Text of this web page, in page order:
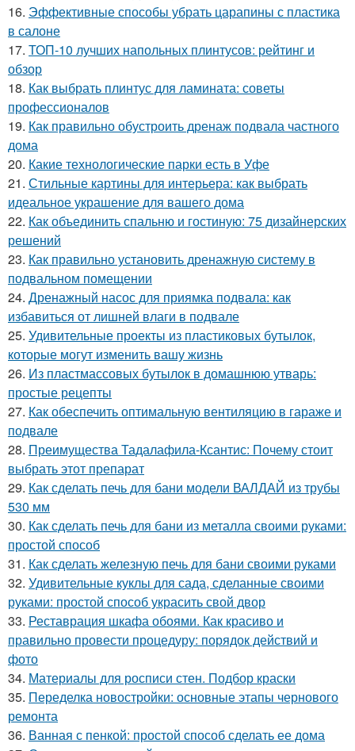
16. Эффективные способы убрать царапины с пластика
в салоне
17. ТОП-10 лучших напольных плинтусов: рейтинг и
обзор
18. Как выбрать плинтус для ламината: советы
профессионалов
19. Как правильно обустроить дренаж подвала частного
дома
20. Какие технологические парки есть в Уфе
21. Стильные картины для интерьера: как выбрать
идеальное украшение для вашего дома
22. Как объединить спальню и гостиную: 75 дизайнерских
решений
23. Как правильно установить дренажную систему в
подвальном помещении
24. Дренажный насос для приямка подвала: как
избавиться от лишней влаги в подвале
25. Удивительные проекты из пластиковых бутылок,
которые могут изменить вашу жизнь
26. Из пластмассовых бутылок в домашнюю утварь:
простые рецепты
27. Как обеспечить оптимальную вентиляцию в гараже и
подвале
28. Преимущества Тадалафила-Ксантис: Почему стоит
выбрать этот препарат
29. Как сделать печь для бани модели ВАЛДАЙ из трубы
530 мм
30. Как сделать печь для бани из металла своими руками:
простой способ
31. Как сделать железную печь для бани своими руками
32. Удивительные куклы для сада, сделанные своими
руками: простой способ украсить свой двор
33. Реставрация шкафа обоями. Как красиво и
правильно провести процедуру: порядок действий и
фото
34. Материалы для росписи стен. Подбор краски
35. Переделка новостройки: основные этапы чернового
ремонта
36. Ванная с пенкой: простой способ сделать ее дома